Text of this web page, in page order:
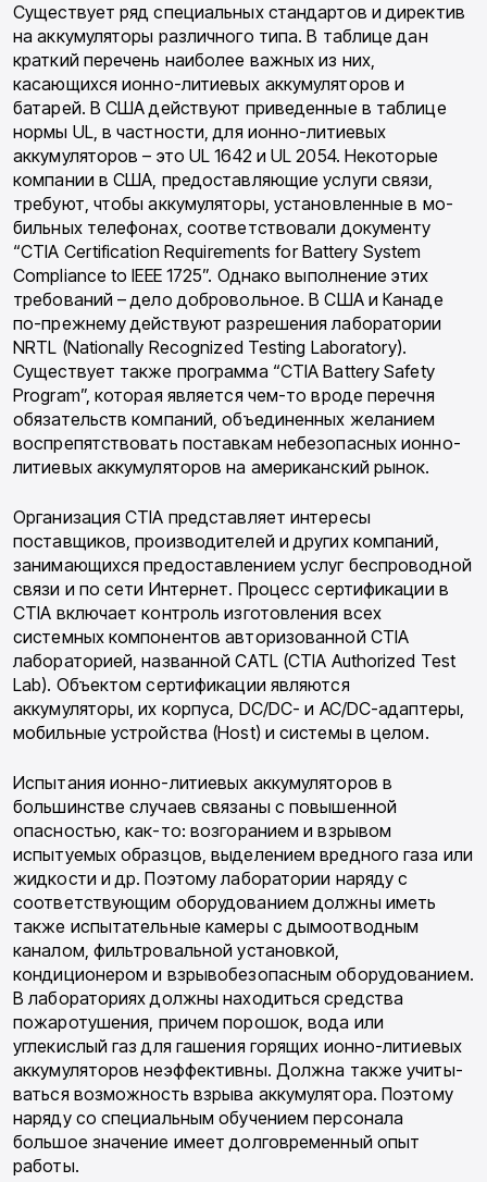
Существует ряд специальных стандартов и директив
на аккумуляторы различного типа. В таблице дан
краткий перечень наиболее важ­ных из них,
касающихся ионно-литиевых ак­кумуляторов и
батарей. В США действуют приведенные в таблице
нормы UL, в частнос­ти, для ионно-литиевых
аккумуляторов – это UL 1642 и UL 2054. Некоторые
компании в США, предоставляющие услуги связи,
требу­ют, чтобы аккумуляторы, установленные в мо­
бильных телефонах, соответствовали докумен­ту
“CTIA Certification Requirements for Bat­tery System
Compliance to IEEE 1725”. Однако выполнение этих
требований – дело доброволь­ное. В США и Канаде
по-прежнему действуют разрешения лаборатории
NRTL (Nationally Recognized Testing Laboratory).
Существует также программа “CTIA Battery Safety
Pro­gram”, которая является чем-то вроде перечня
обязательств компаний, объединенных жела­нием
воспрепятствовать поставкам небезопас­ных ионно-
литиевых аккумуляторов на аме­риканский рынок.
Организация CTIA представляет интересы
поставщиков, производителей и других ком­паний,
занимающихся предоставлением услуг беспроводной
связи и по сети Интернет. Про­цесс сертификации в
CTIA включает контроль изготовления всех
системных компонентов ав­торизованной CTIA
лабораторией, названной CATL (CTIA Authorized Test
Lab). Объектом сертификации являются
аккумуляторы, их корпуса, DC/DC- и AC/DC-адаптеры,
мобиль­ные устройства (Host) и системы в целом.
Испытания ионно-литиевых аккумулято­ров в
большинстве случаев связаны с повы­шенной
опасностью, как-то: возгоранием и взрывом
испытуемых образцов, выделением вредного газа или
жидкости и др. Поэтому ла­боратории наряду с
соответствующим оборудо­ванием должны иметь
также испытательные камеры с дымоотводным
каналом, фильтро­вальной установкой,
кондиционером и взры­вобезопасным оборудованием.
В лабораториях должны находиться средства
пожаротушения, причем порошок, вода или
углекислый газ для гашения горящих ионно-литиевых
аккумуля­торов неэффективны. Должна также учиты­
ваться возможность взрыва аккумулятора. Поэтому
наряду со специальным обучением персонала
большое значение имеет долговре­менный опыт
работы.